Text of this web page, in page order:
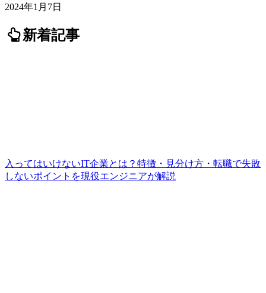
2024年1月7日
新着記事
入ってはいけないIT企業とは？特徴・見分け方・転職で失敗
しないポイントを現役エンジニアが解説